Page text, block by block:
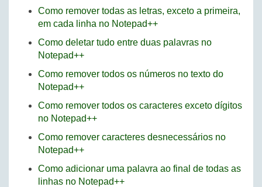
Como remover todas as letras, exceto a primeira,
em cada linha no Notepad++
Como deletar tudo entre duas palavras no
Notepad++
Como remover todos os números no texto do
Notepad++
Como remover todos os caracteres exceto dígitos
no Notepad++
Como remover caracteres desnecessários no
Notepad++
Como adicionar uma palavra ao final de todas as
linhas no Notepad++